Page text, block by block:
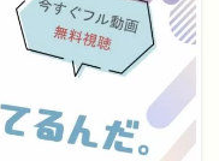
無料視聴